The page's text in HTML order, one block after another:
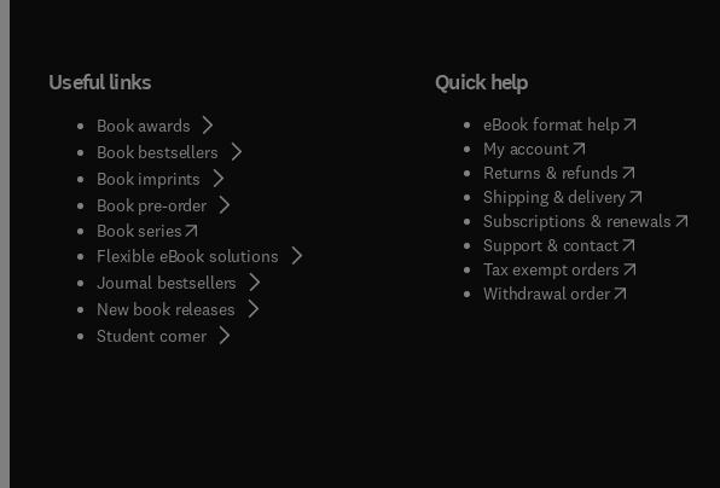
Useful links
Book awards
Book bestsellers
Book imprints
Book pre-order
Book series(opens in new tab/window
Flexible eBook solutions
Journal bestsellers
New book releases
Student corner( opens in new tab/window
Quick help
eBook format help( opens in
My account( opens in new tab/
Returns & refunds( opens in
Shipping & delivery(opens in
Subscriptions & renewals(
Support & contact( opens in
Tax exempt orders( opens in
Withdrawal order